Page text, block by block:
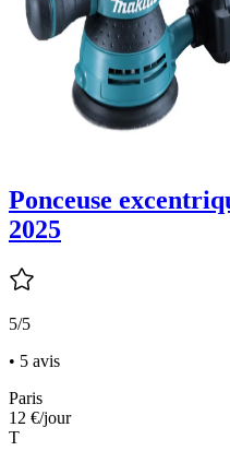
Ponceuse
2025
5/5
• 5 avis
Paris
12 €/jour
T